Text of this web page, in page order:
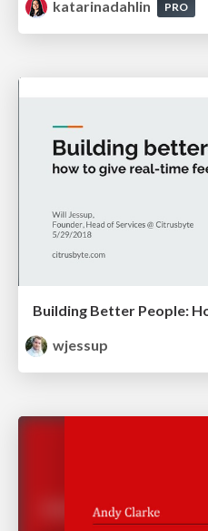
katarinadahlin
PRO
wjessup